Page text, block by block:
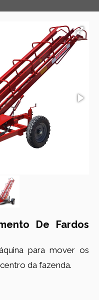
De Fardos
para mover os
da fazenda.